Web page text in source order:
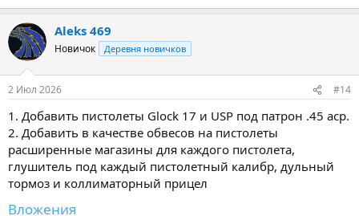
Aleks 469
Новичок Деревня новичков
2 Июл 2026 #14
1. Добавить пистолеты Glock 17 и USP под патрон .45 acp.
2. Добавить в качестве обвесов на пистолеты
расширенные магазины для каждого пистолета,
глушитель под каждый пистолетный калибр, дульный
тормоз и коллиматорный прицел
Вложения